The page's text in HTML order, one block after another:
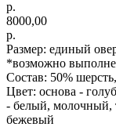
р.
8000,00
р.
Размер: единый
*возможно
Состав: 50%
Цвет: основа -
- белый, молочный,
бежевый